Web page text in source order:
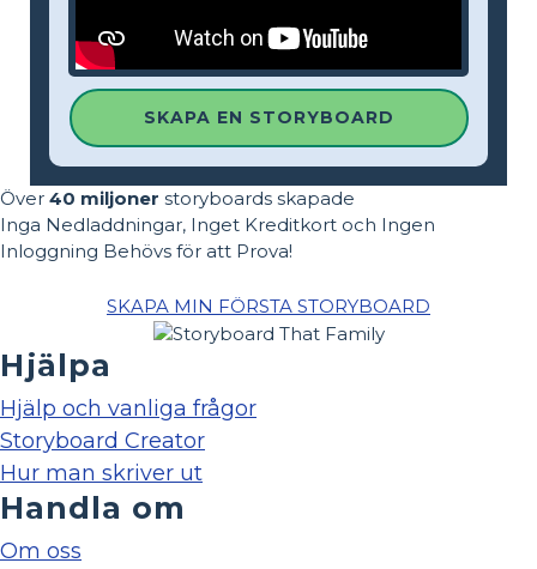
SKAPA EN STORYBOARD
Över 40 miljoner storyboards skapade
Inga Nedladdningar, Inget Kreditkort och Ingen
Inloggning Behövs för att Prova!
SKAPA MIN FÖRSTA STORYBOARD
Hjälpa
Hjälp och vanliga frågor
Storyboard Creator
Hur man skriver ut
Handla om
Om oss